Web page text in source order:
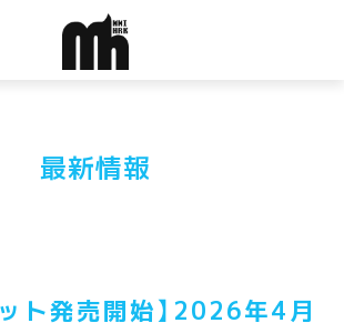
最新情報
ト発売開始】2026年4月